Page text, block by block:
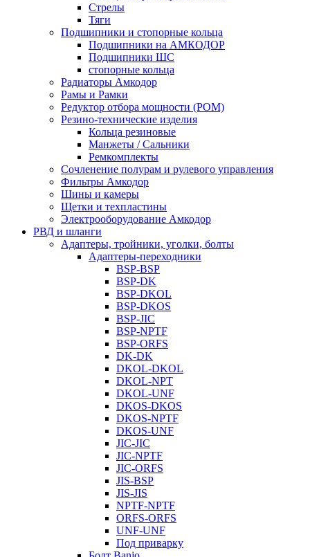
Стрелы
Тяги
Подшипники и стопорные кольца
Подшипники на АМКОДОР
Подшипники ШС
стопорные кольца
Радиаторы Амкодор
Рамы и Рамки
Редуктор отбора мощности (РОМ)
Резино-технические изделия
Кольца резиновые
Манжеты / Сальники
Ремкомплекты
Сочленение полурам и рулевого управления
Фильтры Амкодор
Шины и камеры
Щетки и техпластины
Электрооборудование Амкодор
РВД и шланги
Адаптеры, тройники, уголки, болты
Адаптеры-переходники
BSP-BSP
BSP-DK
BSP-DKOL
BSP-DKOS
BSP-JIC
BSP-NPTF
BSP-ORFS
DK-DK
DKOL-DKOL
DKOL-NPT
DKOL-UNF
DKOS-DKOS
DKOS-NPTF
DKOS-UNF
JIC-JIC
JIC-NPTF
JIC-ORFS
JIS-BSP
JIS-JIS
NPTF-NPTF
ORFS-ORFS
UNF-UNF
Под приварку